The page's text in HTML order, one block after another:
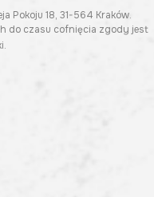
Pokoju 18, 31-564 Kraków.
do czasu cofnięcia zgody jest